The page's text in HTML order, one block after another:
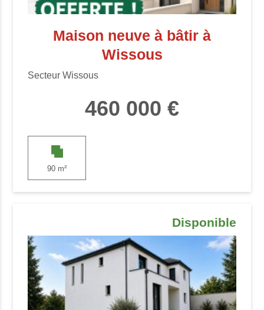
Maison neuve à bâtir à
Wissous
Secteur Wissous
460 000 €
90 m²
Disponible